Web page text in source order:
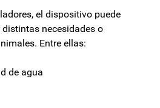
el dispositivo puede
necesidades o
Entre ellas:
de agua